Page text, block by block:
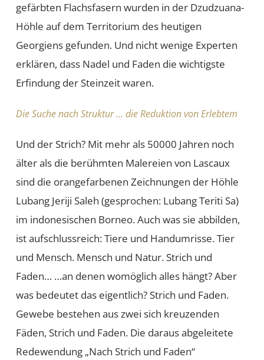
gefärbten Flachsfasern wurden in der Dzudzuana-
Höhle auf dem Territorium des heutigen
Georgiens gefunden. Und nicht wenige Experten
erklären, dass Nadel und Faden die wichtigste
Erfindung der Steinzeit waren.
Die Suche nach Struktur … die Reduktion von Erlebtem
Und der Strich? Mit mehr als 50000 Jahren noch
älter als die berühmten Malereien von Lascaux
sind die orangefarbenen Zeichnungen der Höhle
Lubang Jeriji Saleh (gesprochen: Lubang Teriti Sa)
im indonesischen Borneo. Auch was sie abbilden,
ist aufschlussreich: Tiere und Handumrisse. Tier
und Mensch. Mensch und Natur. Strich und
Faden… …an denen womöglich alles hängt? Aber
was bedeutet das eigentlich? Strich und Faden.
Gewebe bestehen aus zwei sich kreuzenden
Fäden, Strich und Faden. Die daraus abgeleitete
Redewendung „Nach Strich und Faden“